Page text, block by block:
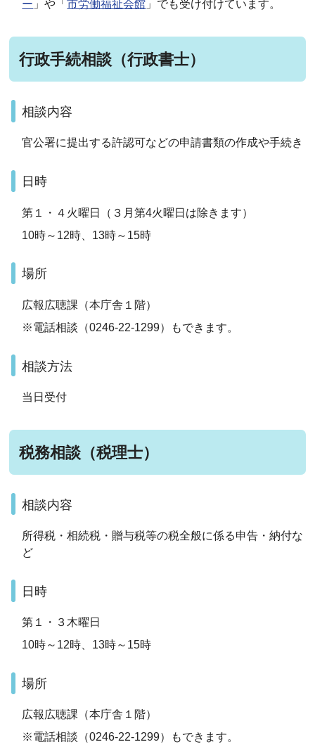
ー 」や「市労働福祉会館 」でも受け付けています。
行政手続相談（行政書士）
相談内容
官公署に提出する許認可などの申請書類の作成や手続き
日時
第１・４火曜日（３月第4火曜日は除きます）
10時～12時、13時～15時
場所
広報広聴課（本庁舎１階）
※電話相談（0246-22-1299）もできます。
相談方法
当日受付
税務相談（税理士）
相談内容
所得税・相続税・贈与税等の税全般に係る申告・納付な
ど
日時
第１・３木曜日
10時～12時、13時～15時
場所
広報広聴課（本庁舎１階）
※電話相談（0246-22-1299）もできます。